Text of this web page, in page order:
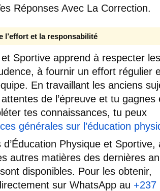
Réponses Avec La Correction.
l’effort et la responsabilité
et Sportive apprend à respecter les
à fournir un effort régulier
En travaillant les anciens
de l’épreuve et tu gagnes
tes connaissances, tu peux
générales sur l’éducation
Physique et Sportive,
autres matières des dernières
disponibles. Pour les obtenir,
sur WhatsApp au +237